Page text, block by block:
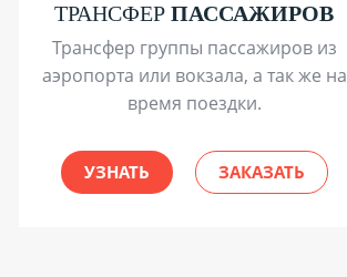
ТРАНСФЕРПАССАЖИРОВ
Трансфер группы пассажиров из
аэропорта или вокзала, а так же на
время поездки.
УЗНАТЬ ЗАКАЗАТЬ